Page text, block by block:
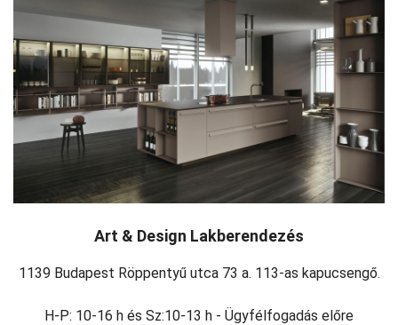
Art & Design Lakberendezés
1139 Budapest Röppentyű utca 73 a. 113-as kapucsengő.
H-P: 10-16 h és Sz:10-13 h - Ügyfélfogadás előre